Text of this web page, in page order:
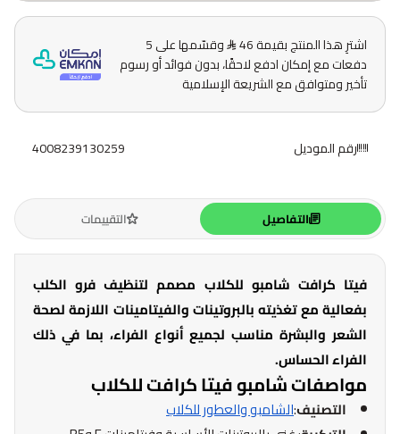
اشترِ هذا المنتج بقيمة 46
وقسّمها على 5
دفعات مع إمكان ادفع لاحقًا، بدون فوائد أو رسوم
تأخير ومتوافق مع الشريعة الإسلامية
رقم الموديل 4008239130259
التفاصيل التقييمات
فيتا كرافت شامبو للكلاب مصمم لتنظيف فرو الكلب
بفعالية مع تغذيته بالبروتينات والفيتامينات اللازمة لصحة
الشعر والبشرة مناسب لجميع أنواع الفراء، بما في ذلك
الفراء الحساس.
مواصفات شامبو فيتا كرافت للكلاب
التصنيف:الشامبو والعطور للكلاب